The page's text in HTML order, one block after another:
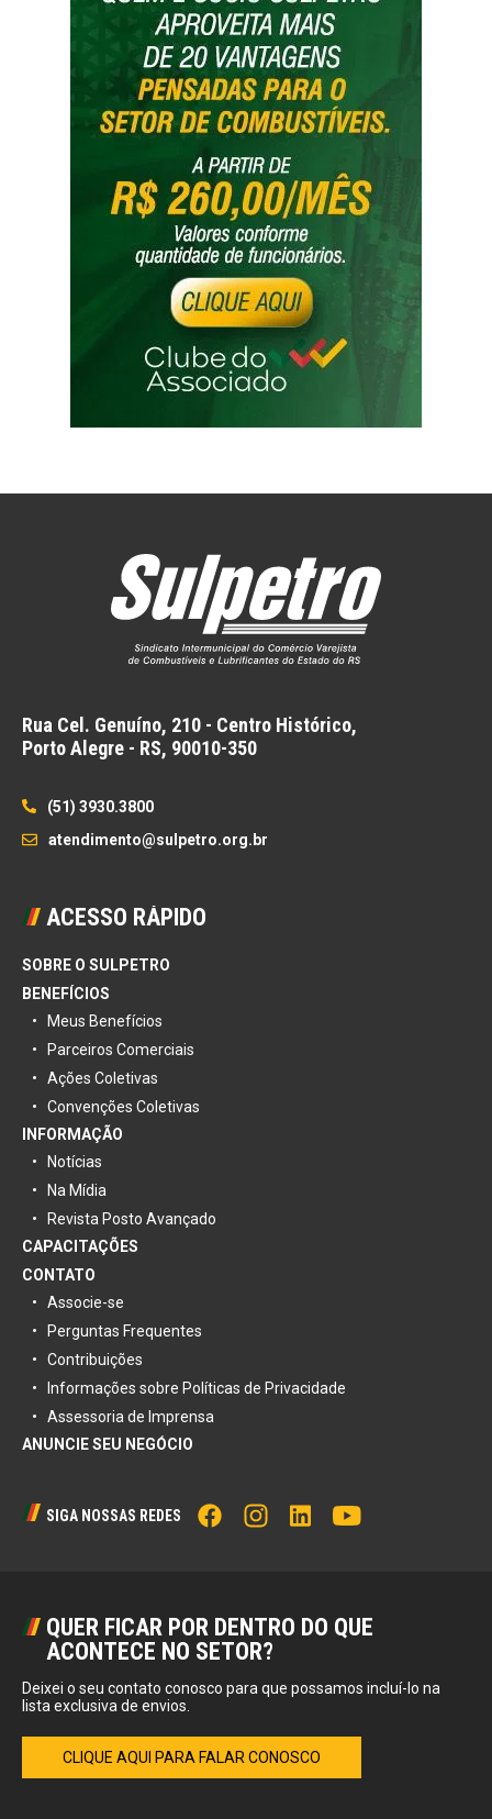
Rua Cel. Genuíno, 210 - Centro Histórico,
Porto Alegre - RS, 90010-350
(51) 3930.3800
atendimento@sulpetro.org.br
ACESSO RÁPIDO
SOBRE O SULPETRO
BENEFÍCIOS
Meus Benefícios
Parceiros Comerciais
Ações Coletivas
Convenções Coletivas
INFORMAÇÃO
Notícias
Na Mídia
Revista Posto Avançado
CAPACITAÇÕES
CONTATO
Associe-se
Perguntas Frequentes
Contribuições
Informações sobre Políticas de Privacidade
Assessoria de Imprensa
ANUNCIE SEU NEGÓCIO
SIGA NOSSAS REDES
QUER FICAR POR DENTRO DO QUE
ACONTECE NO SETOR?
Deixei o seu contato conosco para que possamos incluí-lo na
lista exclusiva de envios.
CLIQUE AQUI PARA FALAR CONOSCO